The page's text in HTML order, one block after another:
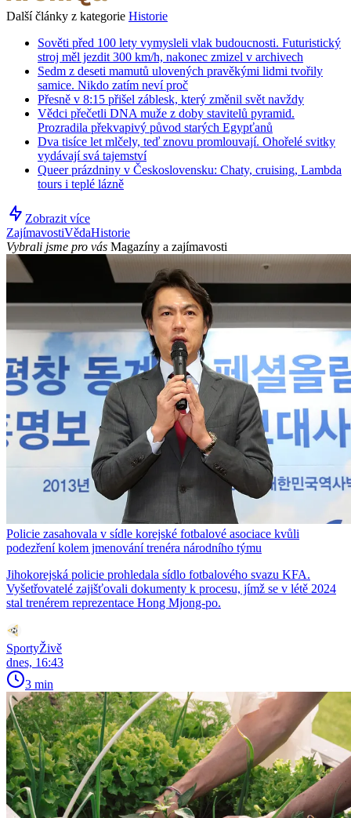
Další články z kategorie Historie
Sověti před 100 lety vymysleli vlak budoucnosti. Futuristický
stroj měl jezdit 300 km/h, nakonec zmizel v archivech
Sedm z deseti mamutů ulovených pravěkými lidmi tvořily
samice. Nikdo zatím neví proč
Přesně v 8:15 přišel záblesk, který změnil svět navždy
Vědci přečetli DNA muže z doby stavitelů pyramid.
Prozradila překvapivý původ starých Egypťanů
Dva tisíce let mlčely, teď znovu promlouvají. Ohořelé svitky
vydávají svá tajemství
Queer prázdniny v Československu: Chaty, cruising, Lambda
tours i teplé lázně
Zobrazit více
ZajímavostiVědaHistorie
Vybrali jsme pro vás Magazíny a zajímavosti
Policie zasahovala v sídle korejské fotbalové asociace kvůli
podezření kolem jmenování trenéra národního týmu
Jihokorejská policie prohledala sídlo fotbalového svazu KFA.
Vyšetřovatelé zajišťovali dokumenty k procesu, jímž se v létě 2024
stal trenérem reprezentace Hong Mjong-po.
SportyŽivě
dnes, 16:43
3 min